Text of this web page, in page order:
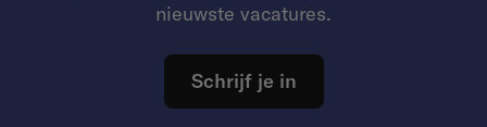
nieuwste vacatures.
Schrijf je in